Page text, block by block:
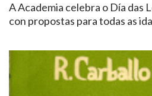
A Academia celebra o Día das
con propostas para todas as